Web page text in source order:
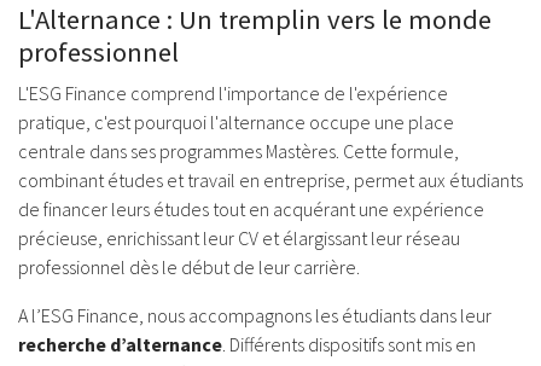
L'Alternance : Un tremplin vers le monde
professionnel
L'ESG Finance comprend l'importance de l'expérience
pratique, c'est pourquoi l'alternance occupe une place
centrale dans ses programmes Mastères. Cette formule,
combinant études et travail en entreprise, permet aux étudiants
de financer leurs études tout en acquérant une expérience
précieuse, enrichissant leur CV et élargissant leur réseau
professionnel dès le début de leur carrière.
A l’ESG Finance, nous accompagnons les étudiants dans leur
recherche d’alternance . Différents dispositifs sont mis en